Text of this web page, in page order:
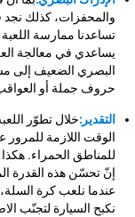
والمحفزات، كذلك نجد
تساعدنا ممارسة
يساعدي في معالجة
البصري الضعيف إلى
حروف جملة أو
التقدير:خلال تطوّر
الوقت اللازمة
للمناطق الحمراء. هكذا
إنّ تحسّن هذه القدرة
عندما نلعب كرة
نكبح السيارة لتجنّب